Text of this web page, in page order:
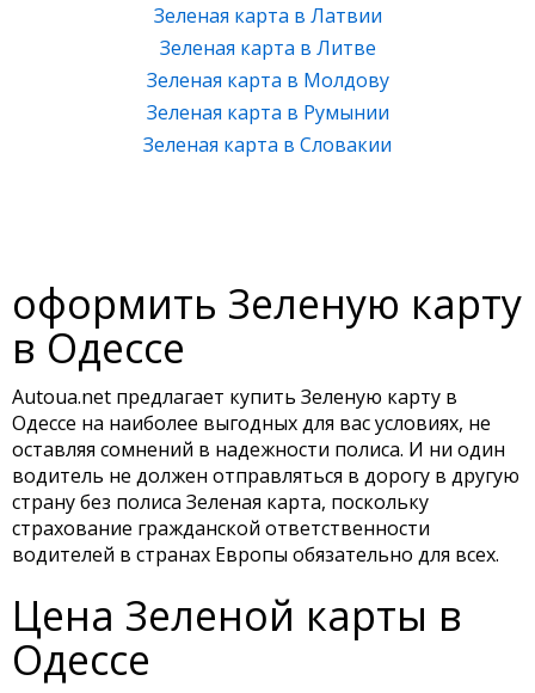
Зеленая карта в Латвии
Зеленая карта в Литве
Зеленая карта в Молдову
Зеленая карта в Румынии
Зеленая карта в Словакии
оформить Зеленую карту
в Одессе
Autoua.net предлагает купить Зеленую карту в
Одессе на наиболее выгодных для вас условиях, не
оставляя сомнений в надежности полиса. И ни один
водитель не должен отправляться в дорогу в другую
страну без полиса Зеленая карта, поскольку
страхование гражданской ответственности
водителей в странах Европы обязательно для всех.
Цена Зеленой карты в
Одессе